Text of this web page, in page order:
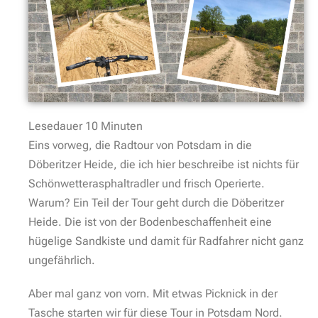
Lesedauer 10 Minuten
Eins vorweg, die Radtour von Potsdam in die
Döberitzer Heide, die ich hier beschreibe ist nichts für
Schönwetterasphaltradler und frisch Operierte.
Warum? Ein Teil der Tour geht durch die Döberitzer
Heide. Die ist von der Bodenbeschaffenheit eine
hügelige Sandkiste und damit für Radfahrer nicht ganz
ungefährlich.
Aber mal ganz von vorn. Mit etwas Picknick in der
Tasche starten wir für diese Tour in Potsdam Nord.